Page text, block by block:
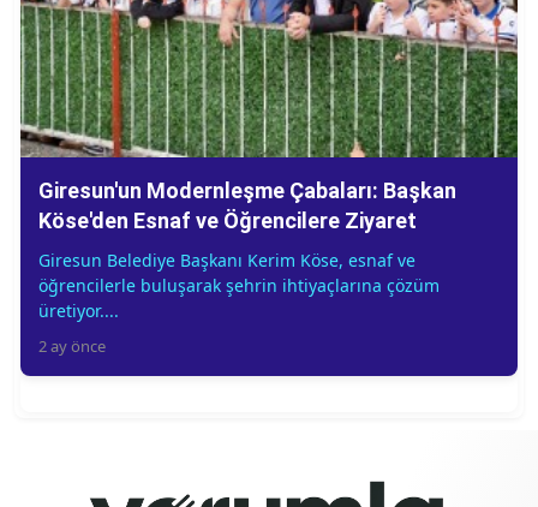
Giresun'un Modernleşme Çabaları: Başkan
Köse'den Esnaf ve Öğrencilere Ziyaret
Giresun Belediye Başkanı Kerim Köse, esnaf ve
öğrencilerle buluşarak şehrin ihtiyaçlarına çözüm
üretiyor....
2 ay önce